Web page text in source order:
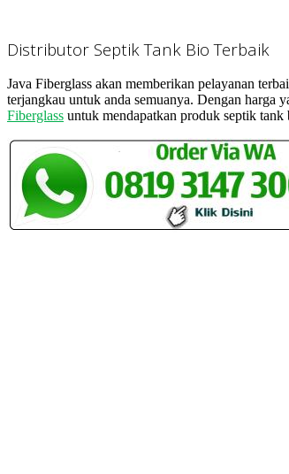
Distributor Septik Tank Bio Terbaik
Java Fiberglass akan memberikan pelayanan
terjangkau untuk anda semuanya. Dengan harga
Fiberglass untuk mendapatkan produk septik